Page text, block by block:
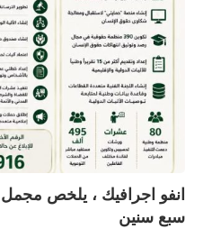
انفو اجرافيك ، يلخص مجمل
سبع سنين